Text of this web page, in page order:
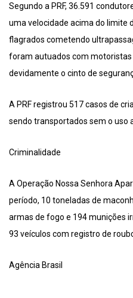
Segundo a PRF, 36.591
uma velocidade acima do limite
flagrados cometendo
foram autuados com
devidamente o cinto de
A PRF registrou 517 casos de
sendo transportados sem o uso
Criminalidade
A Operação Nossa Senhora
período, 10 toneladas de
armas de fogo e 194 munições
93 veículos com registro de
Agência Brasil